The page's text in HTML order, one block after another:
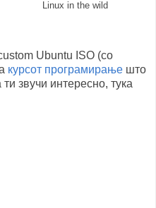
Linux in the wild
Ubuntu ISO (со
курсот програмирање што
звучи интересно, тука